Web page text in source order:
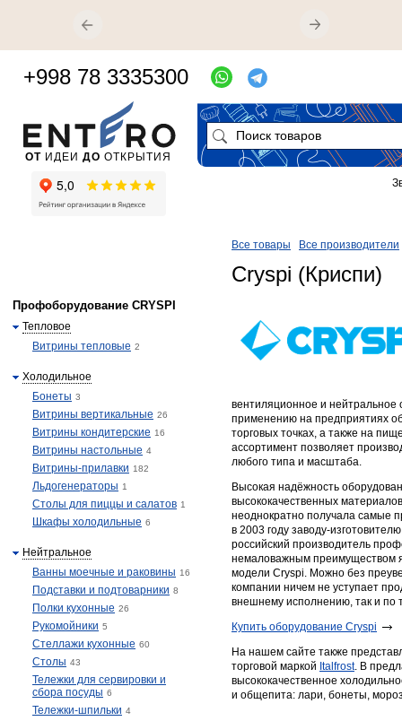
Все товары Все производители
Cryspi (Криспи)
вентиляционное и нейтральное
применению на предприятиях
торговых точках, а также на
ассортимент позволяет
любого типа и масштаба.
Высокая надёжность
высококачественных
неоднократно получала самые
в 2003 году заводу-
российский производитель
немаловажным преимуществом
модели Cryspi. Можно без
компании ничем не уступает
внешнему исполнению, так и по
Купить оборудование Cryspi
На нашем сайте также
торговой маркой Italfrost. В
высококачественное
и общепита: лари, бонеты,
Профоборудование CRYSPI
Тепловое
Витрины тепловые 2
Холодильное
Бонеты 3
Витрины вертикальные 26
Витрины кондитерские 16
Витрины настольные 4
Витрины-прилавки 182
Льдогенераторы 1
Столы для пиццы и салатов 1
Шкафы холодильные 6
Нейтральное
Ванны моечные и раковины 16
Подставки и подтоварники 8
Полки кухонные 26
Рукомойники 5
Стеллажи кухонные 60
Столы 43
Тележки для сервировки и
сбора посуды 6
Тележки-шпильки 4
ОТ ИДЕИ ДО ОТКРЫТИЯ
+998 78 3335300